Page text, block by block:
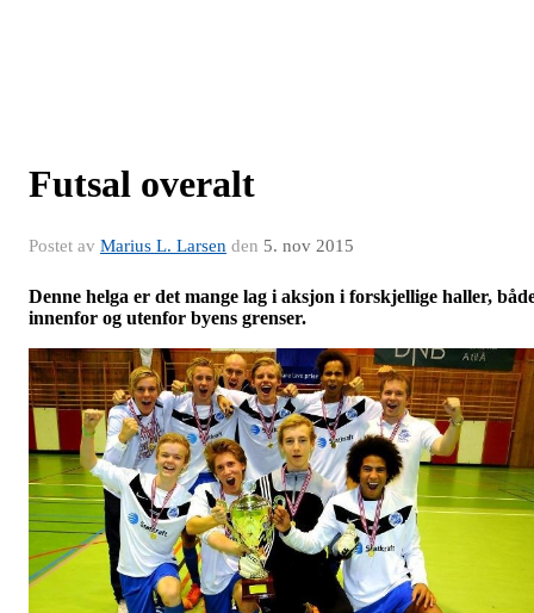
Futsal overalt
Postet av Marius L. Larsen den 5. nov 2015
Denne helga er det mange lag i aksjon i forskjellige haller,
innenfor og utenfor byens grenser.